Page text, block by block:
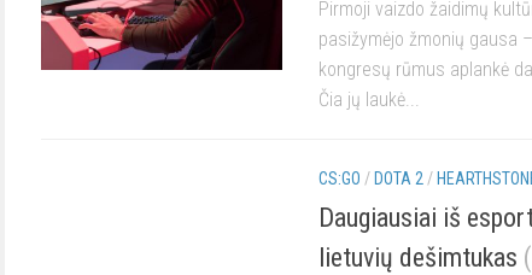
Pirmoji vaizdo žaidimų
pasižymėjo žmonių gausa
kongresų rūmus aplankė
Čia jų laukė...
CS:GO / DOTA 2 /
Daugiausiai iš
lietuvių dešimtukas